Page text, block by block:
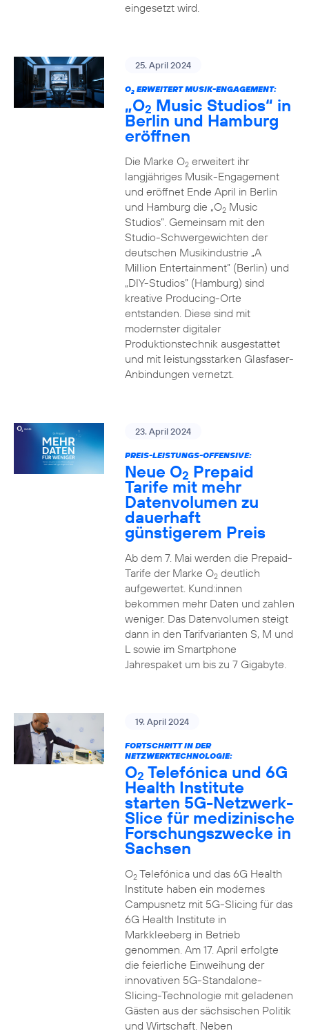
eingesetzt wird.
25. April 2024
O2ERWEITERT MUSIK-ENGAGEMENT:
„O2 Music Studios“ in
Berlin und Hamburg
eröffnen
Die Marke O2erweitert ihr
langjähriges Musik-Engagement
und eröffnet Ende April in Berlin
und Hamburg die „O2Music
Studios”. Gemeinsam mit den
Studio-Schwergewichten der
deutschen Musikindustrie „A
Million Entertainment” (Berlin) und
„DIY-Studios” (Hamburg) sind
kreative Producing-Orte
entstanden. Diese sind mit
modernster digitaler
Produktionstechnik ausgestattet
und mit leistungsstarken Glasfaser-
Anbindungen vernetzt.
23. April 2024
PREIS-LEISTUNGS-OFFENSIVE:
Neue O2 Prepaid
Tarife mit mehr
Datenvolumen zu
dauerhaft
günstigerem Preis
Ab dem 7. Mai werden die Prepaid-
Tarife der Marke O2deutlich
aufgewertet. Kund:innen
bekommen mehr Daten und zahlen
weniger. Das Datenvolumen steigt
dann in den Tarifvarianten S, M und
L sowie im Smartphone
Jahrespaket um bis zu 7 Gigabyte.
19. April 2024
FORTSCHRITT IN DER
NETZWERKTECHNOLOGIE:
O2 Telefónica und 6G
Health Institute
starten 5G-Netzwerk-
Slice für medizinische
Forschungszwecke in
Sachsen
O2Telefónica und das 6G Health
Institute haben ein modernes
Campusnetz mit 5G-Slicing für das
6G Health Institute in
Markkleeberg in Betrieb
genommen. Am 17. April erfolgte
die feierliche Einweihung der
innovativen 5G-Standalone-
Slicing-Technologie mit geladenen
Gästen aus der sächsischen Politik
und Wirtschaft. Neben